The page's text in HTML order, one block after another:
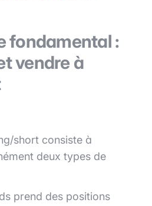
fondamental :
vendre à
short consiste à
deux types de
prend des positions